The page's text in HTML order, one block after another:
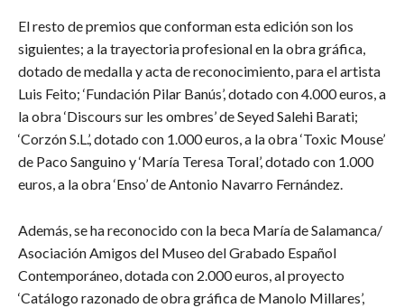
El resto de premios que conforman esta edición son los
siguientes; a la trayectoria profesional en la obra gráfica,
dotado de medalla y acta de reconocimiento, para el artista
Luis Feito; ‘Fundación Pilar Banús’, dotado con 4.000 euros, a
la obra ‘Discours sur les ombres’ de Seyed Salehi Barati;
‘Corzón S.L.’, dotado con 1.000 euros, a la obra ‘Toxic Mouse’
de Paco Sanguino y ‘María Teresa Toral’, dotado con 1.000
euros, a la obra ‘Enso’ de Antonio Navarro Fernández.
Además, se ha reconocido con la beca María de Salamanca/
Asociación Amigos del Museo del Grabado Español
Contemporáneo, dotada con 2.000 euros, al proyecto
‘Catálogo razonado de obra gráfica de Manolo Millares’,